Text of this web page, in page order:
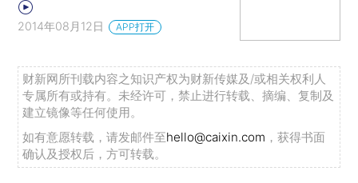
2014年08月12日 APP打开
财新网所刊载内容之知识产权为财新传媒及/或相关权利人
专属所有或持有。未经许可，禁止进行转载、摘编、复制及
建立镜像等任何使用。
如有意愿转载，请发邮件至hello@caixin.com ，获得书面
确认及授权后，方可转载。